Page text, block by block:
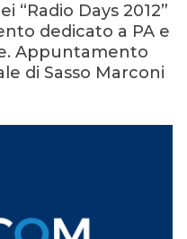
“Radio Days 2012”
dedicato a PA e
Appuntamento
di Sasso Marconi